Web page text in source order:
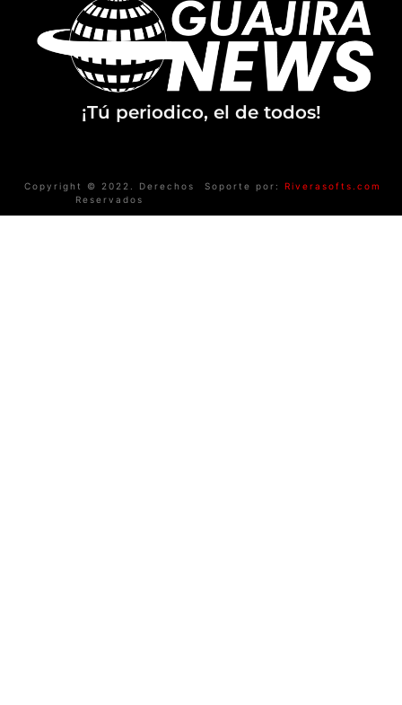
¡Tú periodico, el de todos!
Copyright © 2022. Derechos
Reservados
Soporte por: Riverasofts.com